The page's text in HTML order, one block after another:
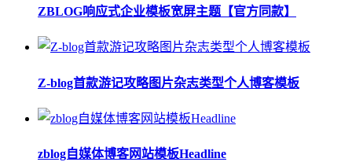
ZBLOG响应式企业模板宽屏主题【官方同款】
Z-blog首款游记攻略图片杂志类型个人博客模板
zblog自媒体博客网站模板Headline